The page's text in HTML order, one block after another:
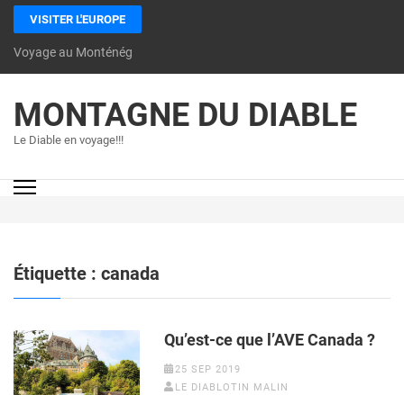
VISITER L'EUROPE
Voyage au Monténégro: les incontournables à découvrir
MONTAGNE DU DIABLE
Le Diable en voyage!!!
Étiquette : canada
Qu’est-ce que l’AVE Canada ?
25 SEP 2019
LE DIABLOTIN MALIN